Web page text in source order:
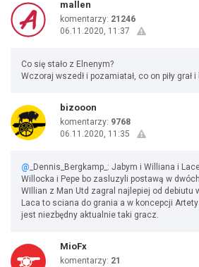
mallen
komentarzy: 21246
06.11.2020, 11:37
Co się stało z Elnenym?
Wczoraj wszedł i pozamiatał, co on piły grał i
bizooon
komentarzy: 9768
06.11.2020, 11:35
@ _Dennis_Bergkamp_: Jabym i Williana i
Willocka i Pepe bo zasluzyli postawą w
WIllian z Man Utd zagral najlepiej od debiutu
Laca to sciana do grania a w koncepcji
jest niezbędny aktualnie taki gracz.
MioFx
komentarzy: 21